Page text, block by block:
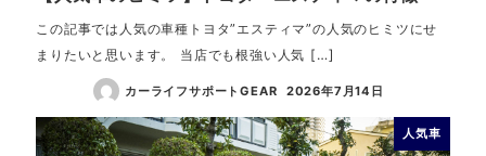
この記事では人気の車種トヨタ”エスティマ”の人気のヒミツにせ
まりたいと思います。 当店でも根強い人気 […]
カーライフサポートGEAR 2026年7月14日
人気車